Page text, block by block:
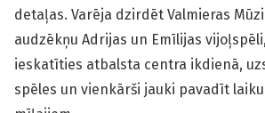
detaļas. Varēja dzirdēt Valmieras
audzēkņu Adrijas un Emīlijas
ieskatīties atbalsta centra ikdienā,
spēles un vienkārši jauki pavadīt